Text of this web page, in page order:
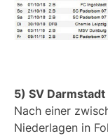
5) SV
Nach einer
Niederlagen in